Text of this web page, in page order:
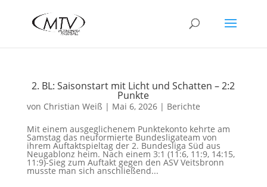
2. BL: Saisonstart mit Licht und Schatten – 2:2
Punkte
von Christian Weiß | Mai 6, 2026| Berichte
Mit einem ausgeglichenem Punktekonto kehrte am
Samstag das neuformierte Bundesligateam von
ihrem Auftaktspieltag der 2. Bundesliga Süd aus
Neugablonz heim. Nach einem 3:1 (11:6, 11:9, 14:15,
11:9)-Sieg zum Auftakt gegen den ASV Veitsbronn
musste man sich anschließend...